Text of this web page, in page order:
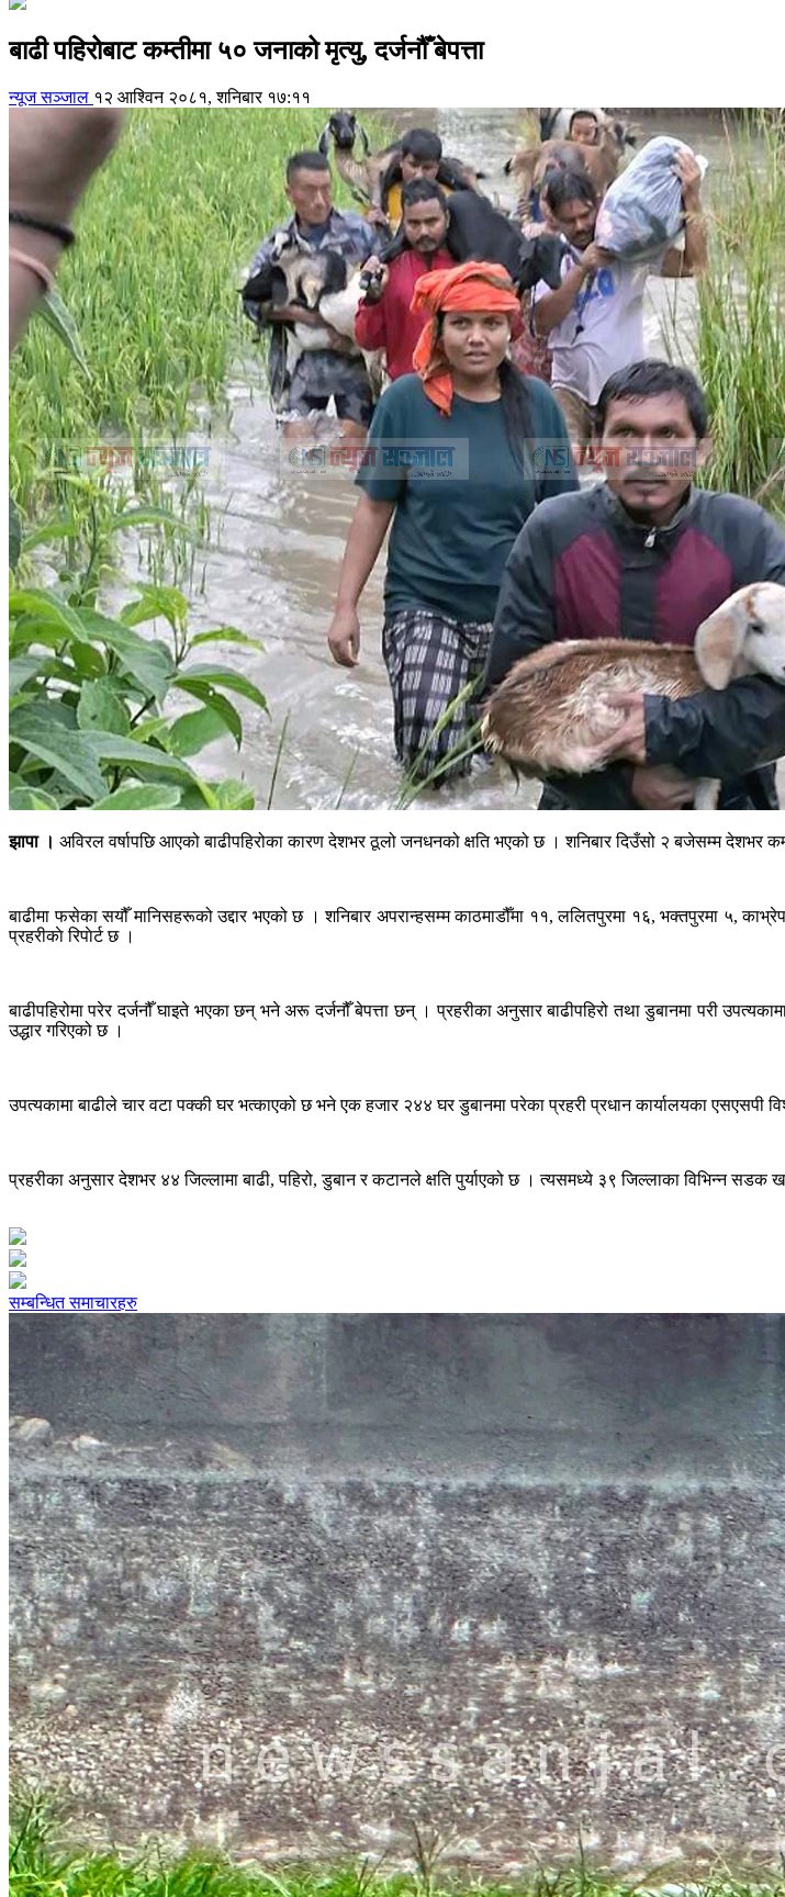
बाढी पहिरोबाट कम्तीमा ५० जनाको मृत्यु, दर्जनौँ बेपत्ता
न्यूज सञ्जाल १२ आश्विन २०८१, शनिबार १७:११
झापा । अविरल वर्षापछि आएको बाढीपहिरोका कारण देशभर ठूलो जनधनको क्षति भएको छ । शनिबार दिउँसो २ बजेसम्म देशभर
बाढीमा फसेका सयौँ मानिसहरूको उद्दार भएको छ । शनिबार अपरान्हसम्म काठमाडौँमा ११, ललितपुरमा १६, भक्तपुरमा ५,
प्रहरीकाे रिपाेर्ट छ ।
बाढीपहिरोमा परेर दर्जनौँ घाइते भएका छन् भने अरू दर्जनौँ बेपत्ता छन् । प्रहरीका अनुसार बाढीपहिरो तथा डुबानमा परी
उद्धार गरिएको छ ।
उपत्यकामा बाढीले चार वटा पक्की घर भत्काएको छ भने एक हजार २४४ घर डुबानमा परेका प्रहरी प्रधान कार्यालयका एसएसपी
प्रहरीका अनुसार देशभर ४४ जिल्लामा बाढी, पहिरो, डुबान र कटानले क्षति पुर्याएको छ । त्यसमध्ये ३९ जिल्लाका विभिन्न
सम्बन्धित समाचारहरु